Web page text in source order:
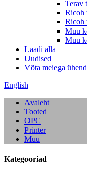
Terav
Ricoh
Ricoh
Muu
Muu
Laadi alla
Uudised
Võta meiega
English
Avaleht
Tooted
OPC
Printer
Muu
Kategooriad